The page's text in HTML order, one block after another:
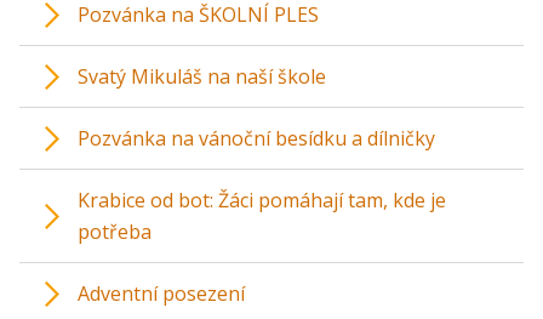
Pozvánka na ŠKOLNÍ PLES
Svatý Mikuláš na naší škole
Pozvánka na vánoční besídku a dílničky
Krabice od bot: Žáci pomáhají tam, kde je
potřeba
Adventní posezení